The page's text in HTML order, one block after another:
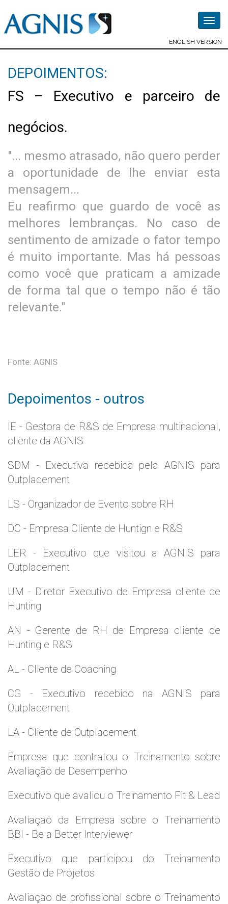
ENGLISH VERSION
DEPOIMENTOS:
FS – Executivo e parceiro de
negócios.
"... mesmo atrasado, não quero perder
a oportunidade de lhe enviar esta
mensagem...
Eu reafirmo que guardo de você as
melhores lembranças. No caso de
sentimento de amizade o fator tempo
é muito importante. Mas há pessoas
como você que praticam a amizade
de forma tal que o tempo não é tão
relevante."
Fonte: AGNIS
Depoimentos - outros
IE - Gestora de R&S de Empresa multinacional,
cliente da AGNIS
SDM - Executiva recebida pela AGNIS para
Outplacement
LS - Organizador de Evento sobre RH
DC - Empresa Cliente de Huntign e R&S
LER - Executivo que visitou a AGNIS para
Outplacement
UM - Diretor Executivo de Empresa cliente de
Hunting
AN - Gerente de RH de Empresa cliente de
Hunting e R&S
AL - Cliente de Coaching
CG - Executivo recebido na AGNIS para
Outplacement
LA - Cliente de Outplacement
Empresa que contratou o Treinamento sobre
Avaliação de Desempenho
Executivo que avaliou o Treinamento Fit & Lead
Avaliaçao da Empresa sobre o Treinamento
BBI - Be a Better Interviewer
Executivo que participou do Treinamento
Gestão de Projetos
Avaliaçao de profissional sobre o Treinamento